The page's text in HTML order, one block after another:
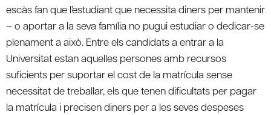
escàs fan que l’estudiant que necessita diners per mantenir
– o aportar a la seva família no pugui estudiar o dedicar-se
plenament a això. Entre els candidats a entrar a la
Universitat estan aquelles persones amb recursos
suficients per suportar el cost de la matrícula sense
necessitat de treballar, els que tenen dificultats per pagar
la matrícula i precisen diners per a les seves despeses